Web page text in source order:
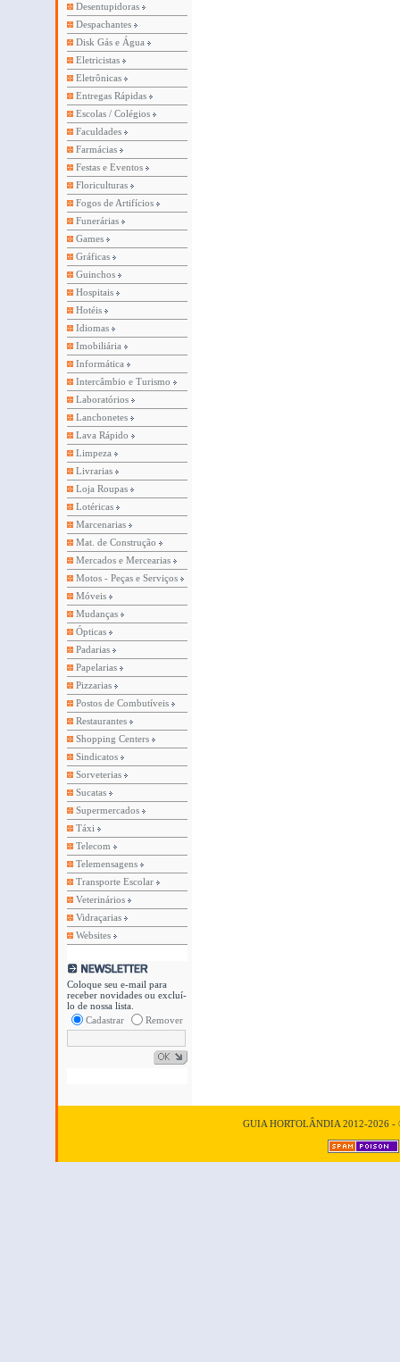
Desentupidoras
Despachantes
Disk Gás e Água
Eletricistas
Eletrônicas
Entregas Rápidas
Escolas / Colégios
Faculdades
Farmácias
Festas e Eventos
Floriculturas
Fogos de Artifícios
Funerárias
Games
Gráficas
Guinchos
Hospitais
Hotéis
Idiomas
Imobiliária
Informática
Intercâmbio e Turismo
Laboratórios
Lanchonetes
Lava Rápido
Limpeza
Livrarias
Loja Roupas
Lotéricas
Marcenarias
Mat. de Construção
Mercados e Mercearias
Motos - Peças e Serviços
Móveis
Mudanças
Ópticas
Padarias
Papelarias
Pizzarias
Postos de Combutíveis
Restaurantes
Shopping Centers
Sindicatos
Sorveterias
Sucatas
Supermercados
Táxi
Telecom
Telemensagens
Transporte Escolar
Veterinários
Vidraçarias
Websites
Coloque seu e-mail para
receber novidades ou excluí-
lo de nossa lista.
Cadastrar
Remover
GUIA HORTOLÂNDIA 2012-2026 -